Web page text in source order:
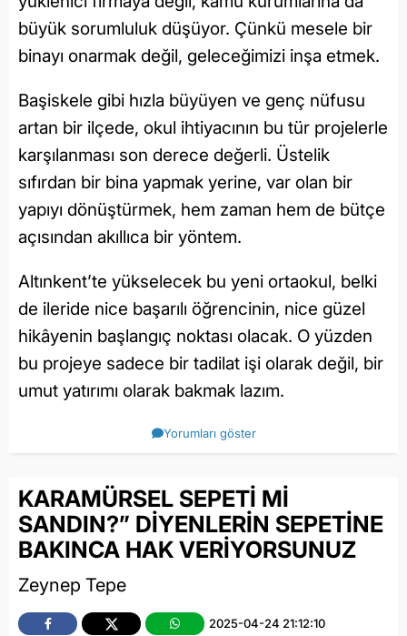
büyük sorumluluk düşüyor. Çünkü mesele bir
binayı onarmak değil, geleceğimizi inşa etmek.
Başiskele gibi hızla büyüyen ve genç nüfusu
artan bir ilçede, okul ihtiyacının bu tür projelerle
karşılanması son derece değerli. Üstelik
sıfırdan bir bina yapmak yerine, var olan bir
yapıyı dönüştürmek, hem zaman hem de bütçe
açısından akıllıca bir yöntem.
Altınkent’te yükselecek bu yeni ortaokul, belki
de ileride nice başarılı öğrencinin, nice güzel
hikâyenin başlangıç noktası olacak. O yüzden
bu projeye sadece bir tadilat işi olarak değil, bir
umut yatırımı olarak bakmak lazım.
Yorumları göster
KARAMÜRSEL SEPETİ Mİ
SANDIN?” DİYENLERİN SEPETİNE
BAKINCA HAK VERİYORSUNUZ
Zeynep Tepe
2025-04-24 21:12:10